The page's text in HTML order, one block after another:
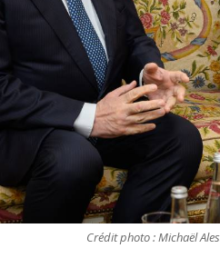
Crédit photo : Michaël